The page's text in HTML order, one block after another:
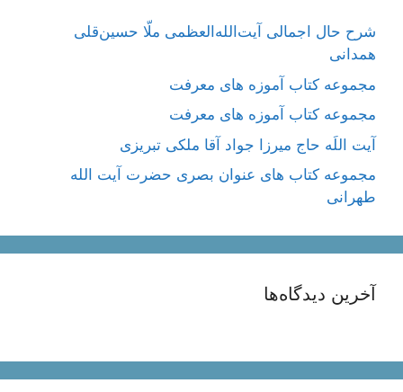
شرح حال اجمالی آیت‌الله‌العظمی ملّا حسین‌قلی
همدانی
مجموعه کتاب آموزه های معرفت
مجموعه کتاب آموزه های معرفت
آیت اللَه حاج میرزا جواد آقا ملکی تبریزی
مجموعه کتاب های عنوان بصری حضرت آیت الله
طهرانی
آخرین دیدگاه‌ها